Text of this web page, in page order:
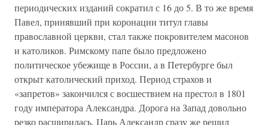
периодических изданий сократил с 16 до 5. В то же время
Павел, принявший при коронации титул главы
православной церкви, стал также покровителем масонов
и католиков. Римскому папе было предложено
политическое убежище в России, а в Петербурге был
открыт католический приход. Период страхов и
«запретов» закончился с восшествием на престол в 1801
году императора Александра. Дорога на Запад довольно
резко расширилась. Царь Александр сразу же решил